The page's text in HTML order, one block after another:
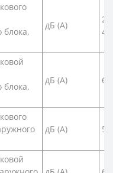
блока,
дБ (А)
42
блока,
дБ (А) 60
дБ (А) 50